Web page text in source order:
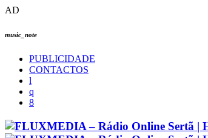
AD
music_note
PUBLICIDADE
CONTACTOS